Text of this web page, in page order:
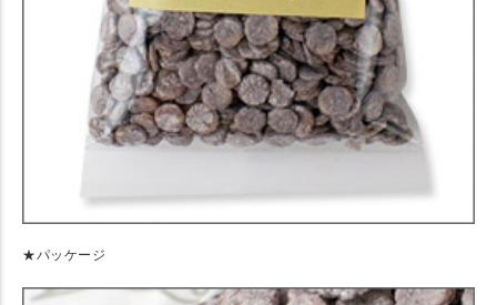
★パッケージ